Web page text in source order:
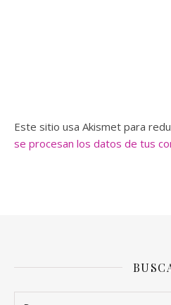
Este sitio usa Akismet para
se procesan los datos de tus